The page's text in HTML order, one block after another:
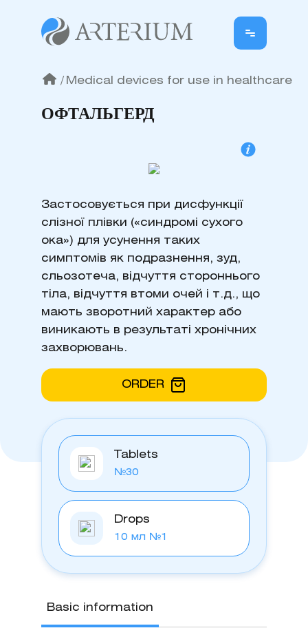
/ Medical devices for use in healthcare
ОФТАЛЬГЕРД
Застосовується при дисфункції
слізної плівки («синдромі сухого
ока») для усунення таких
симптомів як подразнення, зуд,
сльозотеча, відчуття стороннього
тіла, відчуття втоми очей і т.д., що
мають зворотний характер або
виникають в результаті хронічних
захворювань.
ORDER
Tablets
№30
Drops
10 мл №1
Basic information